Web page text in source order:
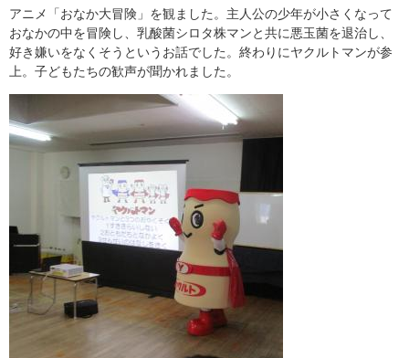
アニメ「おなか大冒険」を観ました。主人公の少年が小さくなって
おなかの中を冒険し、乳酸菌シロタ株マンと共に悪玉菌を退治し、
好き嫌いをなくそうというお話でした。終わりにヤクルトマンが参
上。子どもたちの歓声が聞かれました。